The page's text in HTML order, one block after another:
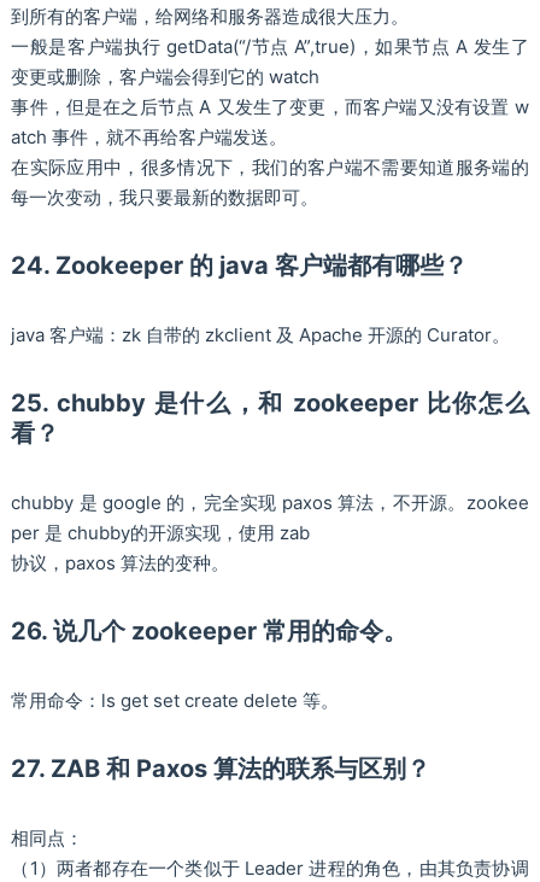
到所有的客户端，给网络和服务器造成很大压力。
一般是客户端执行 getData(“/节点 A”,true)，如果节点 A 发生了
变更或删除，客户端会得到它的 watch
事件，但是在之后节点 A 又发生了变更，而客户端又没有设置 w
atch 事件，就不再给客户端发送。
在实际应用中，很多情况下，我们的客户端不需要知道服务端的
每一次变动，我只要最新的数据即可。
24. Zookeeper 的 java 客户端都有哪些？
java 客户端：zk 自带的 zkclient 及 Apache 开源的 Curator。
25. chubby 是什么，和 zookeeper 比你怎么
看？
chubby 是 google 的，完全实现 paxos 算法，不开源。zookee
per 是 chubby的开源实现，使用 zab
协议，paxos 算法的变种。
26. 说几个 zookeeper 常用的命令。
常用命令：ls get set create delete 等。
27. ZAB 和 Paxos 算法的联系与区别？
相同点：
（1）两者都存在一个类似于 Leader 进程的角色，由其负责协调